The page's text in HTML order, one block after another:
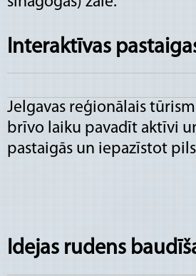
Interaktīvas
Jelgavas reģionālais
brīvo laiku pavadīt aktīvi
pastaigās un iepazīstot
Idejas rudens